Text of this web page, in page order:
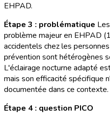
EHPAD.
Étape 3 : problématique
problème majeur en EHPAD
accidentels chez les
prévention sont hétérogènes
L'éclairage nocturne adapté
mais son efficacité spécifique
documentée dans ce contexte.
Étape 4 : question PICO